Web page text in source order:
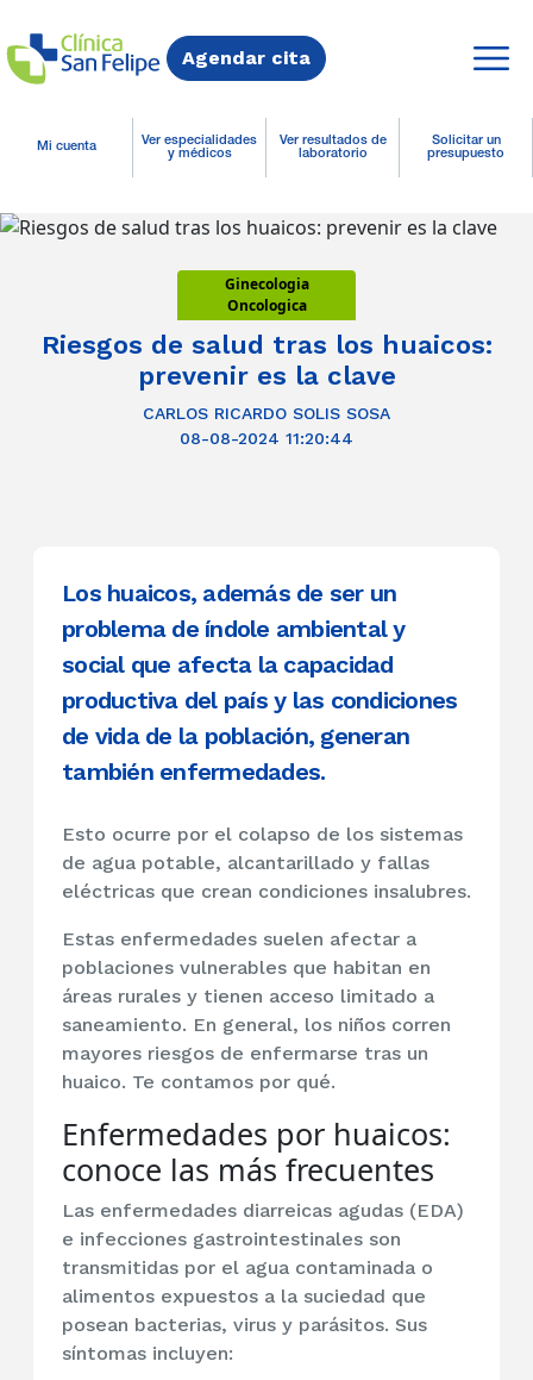
Agendar cita
Mi cuenta
Ver especialidades
y médicos
Ver resultados de
laboratorio
Solicitar un
presupuesto
Ginecologia
Oncologica
Riesgos de salud tras los huaicos:
prevenir es la clave
CARLOS RICARDO SOLIS SOSA
08-08-2024 11:20:44
Los huaicos, además de ser un
problema de índole ambiental y
social que afecta la capacidad
productiva del país y las condiciones
de vida de la población, generan
también enfermedades.
Esto ocurre por el colapso de los sistemas
de agua potable, alcantarillado y fallas
eléctricas que crean condiciones insalubres.
Estas enfermedades suelen afectar a
poblaciones vulnerables que habitan en
áreas rurales y tienen acceso limitado a
saneamiento. En general, los niños corren
mayores riesgos de enfermarse tras un
huaico. Te contamos por qué.
Enfermedades por huaicos:
conoce las más frecuentes
Las enfermedades diarreicas agudas (EDA)
e infecciones gastrointestinales son
transmitidas por el agua contaminada o
alimentos expuestos a la suciedad que
posean bacterias, virus y parásitos. Sus
síntomas incluyen: